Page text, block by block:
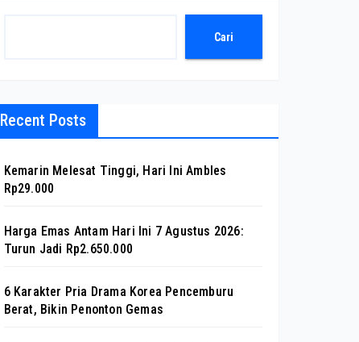
Cari
Recent Posts
Kemarin Melesat Tinggi, Hari Ini Ambles
Rp29.000
Harga Emas Antam Hari Ini 7 Agustus 2026:
Turun Jadi Rp2.650.000
6 Karakter Pria Drama Korea Pencemburu
Berat, Bikin Penonton Gemas